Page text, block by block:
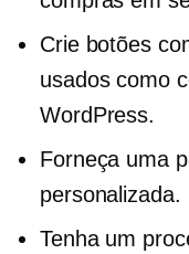
Crie botões
usados ​​como
WordPress.
Forneça uma
personalizada.
Tenha um